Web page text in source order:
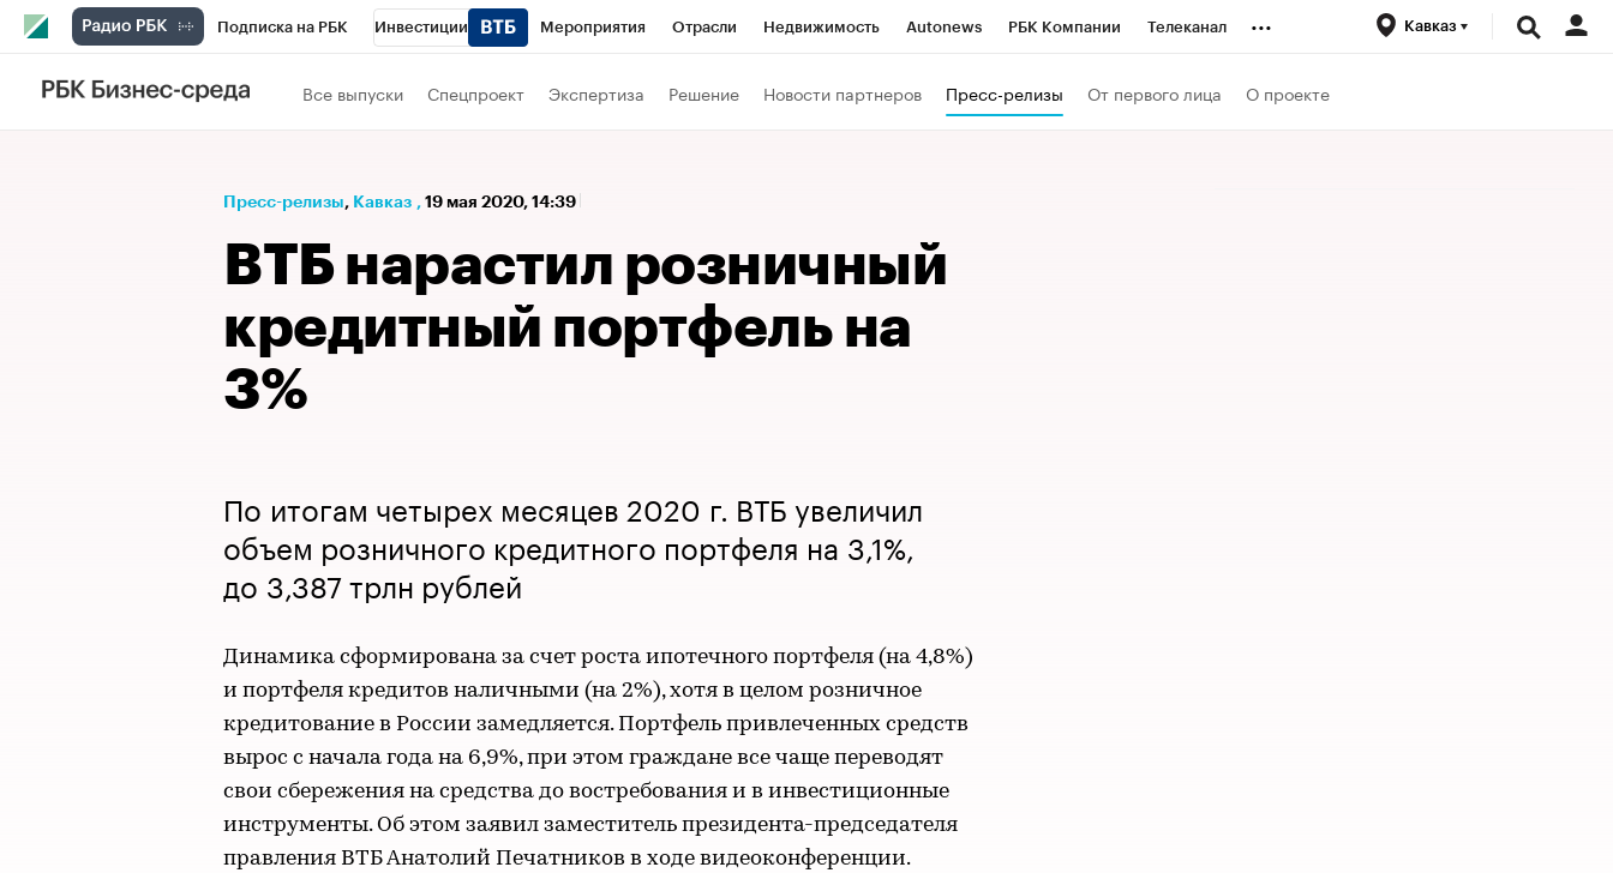
Подписка на РБК Инвестиции Мероприятия Отрасли Недвижимость Autonews РБК Компании Телеканал
РБК Вино
Проверка контрагентов Финансы
... Кавказ
Все выпуски Спецпроект Экспертиза Решение Новости партнеров Пресс-релизы От первого лица О проекте
Пресс-релизы⁠, Кавказ , 19 мая 2020, 14:39
ВТБ нарастил розничный
кредитный портфель на
3%
По итогам четырех месяцев 2020 г. ВТБ увеличил
объем розничного кредитного портфеля на 3,1%,
до 3,387 трлн рублей
Динамика сформирована за счет роста ипотечного портфеля (на 4,8%)
и портфеля кредитов наличными (на 2%), хотя в целом розничное
кредитование в России замедляется. Портфель привлеченных средств
вырос с начала года на 6,9%, при этом граждане все чаще переводят
свои сбережения на средства до востребования и в инвестиционные
инструменты. Об этом заявил заместитель президента-председателя
правления ВТБ Анатолий Печатников в ходе видеоконференции.